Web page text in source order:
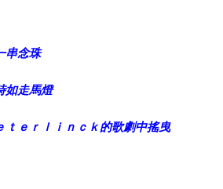
串念珠
如走馬燈
ｔｅｒｌｉｎｃｋ的歌劇中搖曳